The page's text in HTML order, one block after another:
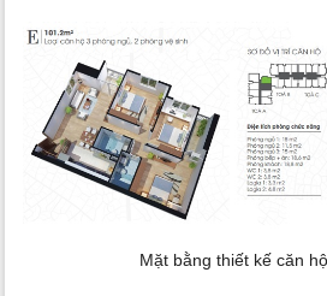
Mặt bằng thiết kế căn